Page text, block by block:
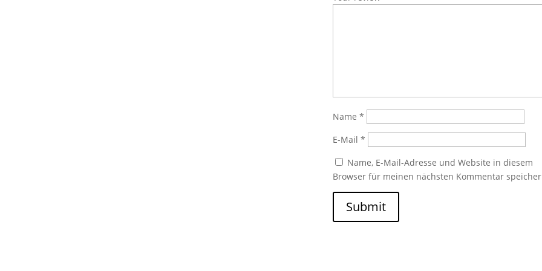
Name *
E-Mail *
Name, E-Mail-Adresse und Website in diesem
Browser für meinen nächsten Kommentar
Submit